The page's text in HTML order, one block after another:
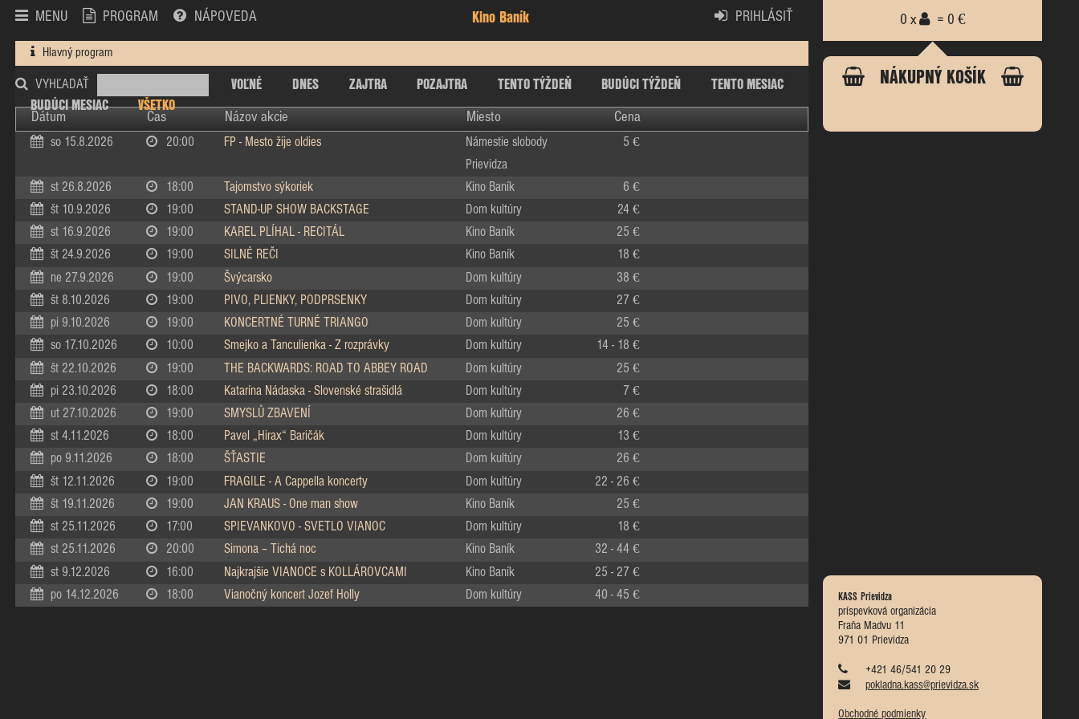
MENU PROGRAM NÁPOVEDA Kino Baník PRIHLÁSIŤ
Hlavný program
VYHĽADAŤ VOĽNÉ DNES ZAJTRA POZAJTRA TENTO TÝŽDEŇ BUDÚCI TÝŽDEŇ
TENTO MESIAC
BUDÚCI MESIAC
VŠETKO
Dátum Čas Názov akcie Miesto Cena
0 x = 0 €
NÁKUPNÝ KOŠÍK
KASS Prievidza
príspevková organizácia
Fraňa Madvu 11
971 01 Prievidza
+421 46/541 20 29
pokladna.kass@prievidza.sk
Obchodné podmienky
so 15.8.2026 20:00 FP - Mesto žije oldies
Námestie slobody
Prievidza
5 €
st 26.8.2026 18:00 Tajomstvo sýkoriek Kino Baník 6 €
št 10.9.2026 19:00 STAND-UP SHOW BACKSTAGE Dom kultúry 24 €
st 16.9.2026 19:00 KAREL PLÍHAL - RECITÁL Kino Baník 25 €
št 24.9.2026 19:00 SILNÉ REČI Kino Baník 18 €
ne 27.9.2026 19:00 Švýcarsko Dom kultúry 38 €
št 8.10.2026 19:00 PIVO, PLIENKY, PODPRSENKY Dom kultúry 27 €
pi 9.10.2026 19:00 KONCERTNÉ TURNÉ TRIANGO Dom kultúry 25 €
so 17.10.2026 10:00 Smejko a Tanculienka - Z rozprávky Dom kultúry 14 - 18 €
št 22.10.2026 19:00 THE BACKWARDS: ROAD TO ABBEY ROAD Dom kultúry 25 €
pi 23.10.2026 18:00 Katarína Nádaska - Slovenské strašidlá Dom kultúry 7 €
ut 27.10.2026 19:00 SMYSLŮ ZBAVENÍ Dom kultúry 26 €
st 4.11.2026 18:00 Pavel „Hirax“ Baričák Dom kultúry 13 €
po 9.11.2026 18:00 ŠŤASTIE Dom kultúry 26 €
št 12.11.2026 19:00 FRAGILE - A Cappella koncerty Dom kultúry 22 - 26 €
št 19.11.2026 19:00 JAN KRAUS - One man show Kino Baník 25 €
st 25.11.2026 17:00 SPIEVANKOVO - SVETLO VIANOC Dom kultúry 18 €
st 25.11.2026 20:00 Simona – Tichá noc Kino Baník 32 - 44 €
st 9.12.2026 16:00 Najkrajšie VIANOCE s KOLLÁROVCAMI Kino Baník 25 - 27 €
po 14.12.2026 18:00 Vianočný koncert Jozef Holly Dom kultúry 40 - 45 €